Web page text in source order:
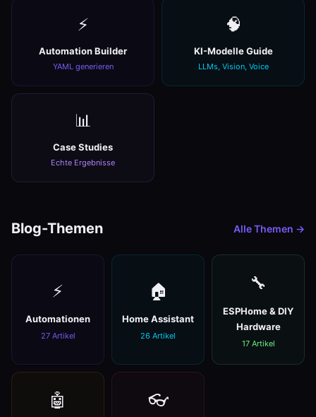
⚡
Automation Builder
YAML generieren
🧠
KI-Modelle Guide
LLMs, Vision, Voice
📊
Case Studies
Echte Ergebnisse
Blog-Themen Alle Themen →
⚡
Automationen
27 Artikel
🏠
Home Assistant
26 Artikel
🔧
ESPHome & DIY
Hardware
17 Artikel
🤖 👓